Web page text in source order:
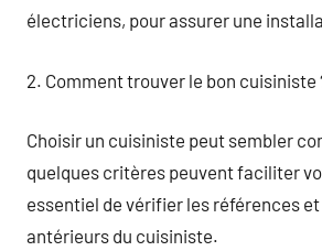
électriciens, pour assurer une
2. Comment trouver le bon cuisiniste
Choisir un cuisiniste peut sembler
quelques critères peuvent faciliter
essentiel de vérifier les références
antérieurs du cuisiniste.